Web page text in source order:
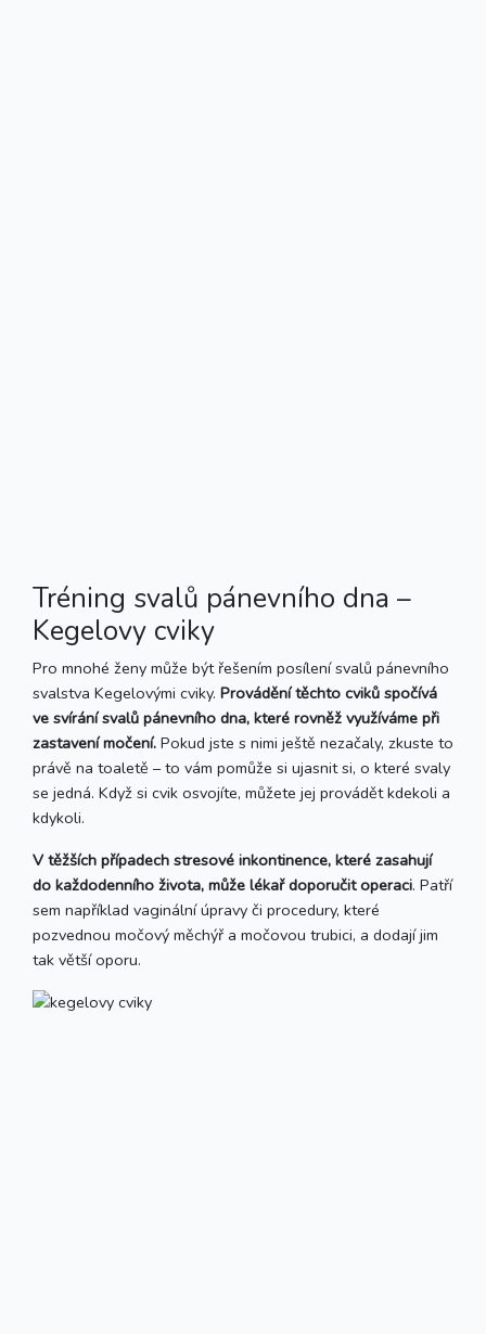
Tréning svalů pánevního dna –
Kegelovy cviky
Pro mnohé ženy může být řešením posílení svalů pánevního
svalstva Kegelovými cviky. Provádění těchto cviků spočívá
ve svírání svalů pánevního dna, které rovněž využíváme při
zastavení močení. Pokud jste s nimi ještě nezačaly, zkuste to
právě na toaletě – to vám pomůže si ujasnit si, o které svaly
se jedná. Když si cvik osvojíte, můžete jej provádět kdekoli a
kdykoli.
V těžších případech stresové inkontinence, které zasahují
do každodenního života, může lékař doporučit operaci. Patří
sem například vaginální úpravy či procedury, které
pozvednou močový měchýř a močovou trubici, a dodají jim
tak větší oporu.